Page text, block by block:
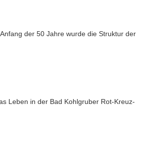
der 50 Jahre wurde die Struktur der
Leben in der Bad Kohlgruber Rot-Kreuz-